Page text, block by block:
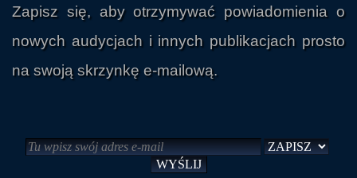
Zapisz się, aby otrzymywać powiadomienia o
nowych audycjach i innych publikacjach prosto
na swoją skrzynkę e-mailową.